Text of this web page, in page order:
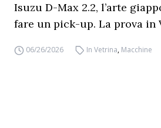
Isuzu D-Max 2.2, l’arte
fare un pick-up. La prova in
06/26/2026 In Vetrina, Macchine